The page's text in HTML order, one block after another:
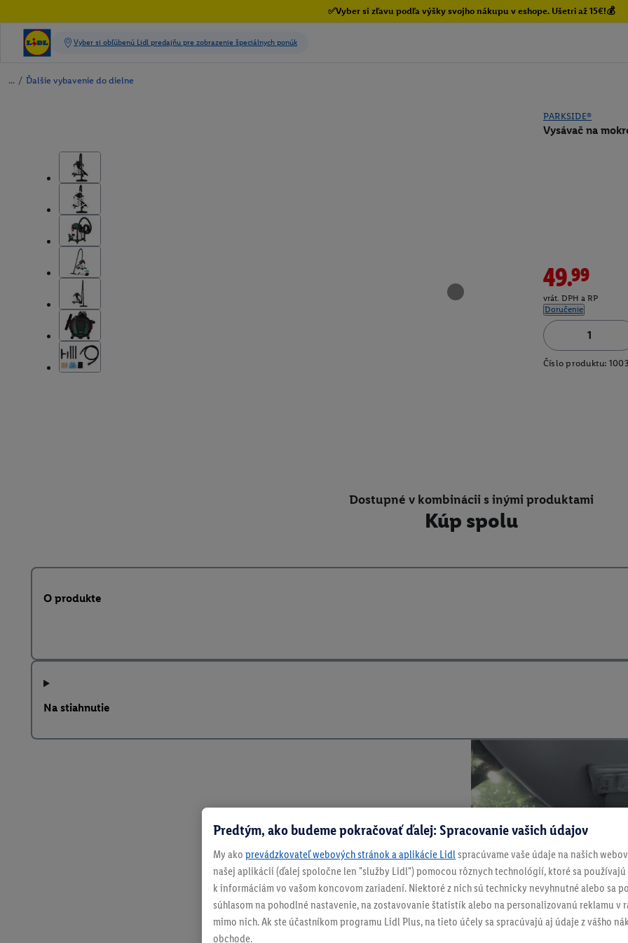
✅Vyber si zľavu podľa výšky svojho nákupu v eshope. Ušetri až 15€!💰
/ Ďalšie vybavenie do dielne
PARKSIDE®
Vysávač na
49.99
vrát. DPH a RP
Doručenie
Číslo produktu:
Dostupné v kombinácii s inými produktami
Kúp spolu
O produkte
Na stiahnutie
Predtým, ako budeme pokračovať ďalej: Spracovanie vašich údajov
My ako prevádzkovateľ webových stránok a aplikácie Lidl spracúvame vaše údaje na našich
našej aplikácii (ďalej spoločne len "služby Lidl") pomocou rôznych technológií, ktoré sa
k informáciám vo vašom koncovom zariadení. Niektoré z nich sú technicky nevyhnutné alebo sa
súhlasom na pohodlné nastavenie, na zostavovanie štatistík alebo na personalizovanú reklamu v
mimo nich. Ak ste účastníkom programu Lidl Plus, na tieto účely sa spracúvajú aj údaje z vášho
obchode.